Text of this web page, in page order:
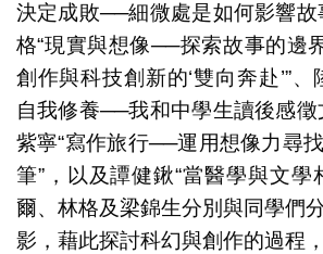
決定成敗──細微處是如何影響故
格“現實與想像──探索故事的邊
創作與科技創新的‘雙向奔赴’”、
自我修養──我和中學生讀後感徵
紫寧“寫作旅行──運用想像力尋
筆”，以及譚健鍬“當醫學與文學
爾、林格及梁錦生分別與同學們
影，藉此探討科幻與創作的過程